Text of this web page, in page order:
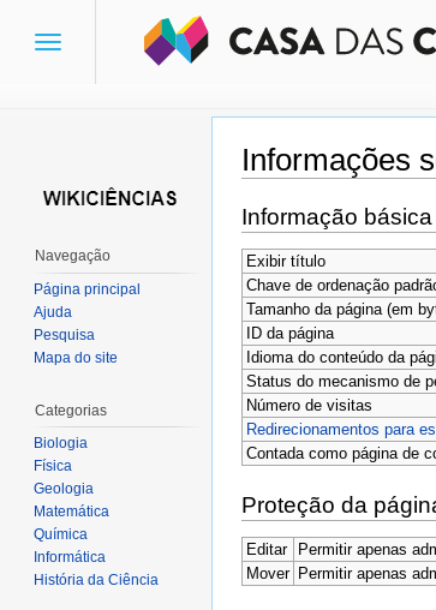
Informações
Ir para:navegação,
Informação básica
Exibir título
Chave de ordenação
Tamanho da página (em
ID da página
Idioma do conteúdo da
Status do mecanismo de
Número de visitas
Redirecionamentos para
Contada como página de
Proteção da
Editar
Permitir apenas
Mover Permitir apenas
Toggle
Navegação
Página principal
Ajuda
Pesquisa
Mapa do site
Categorias
Biologia
Física
Geologia
Matemática
Química
Informática
História da Ciência